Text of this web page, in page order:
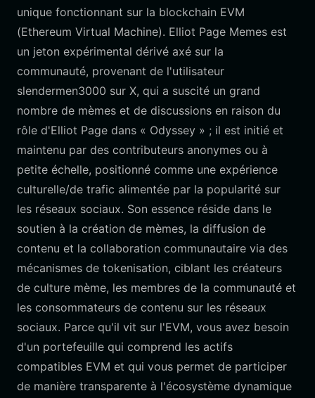
unique fonctionnant sur la blockchain EVM
(Ethereum Virtual Machine). Elliot Page Memes est
un jeton expérimental dérivé axé sur la
communauté, provenant de l'utilisateur
slendermen3000 sur X, qui a suscité un grand
nombre de mèmes et de discussions en raison du
rôle d'Elliot Page dans « Odyssey » ; il est initié et
maintenu par des contributeurs anonymes ou à
petite échelle, positionné comme une expérience
culturelle/de trafic alimentée par la popularité sur
les réseaux sociaux. Son essence réside dans le
soutien à la création de mèmes, la diffusion de
contenu et la collaboration communautaire via des
mécanismes de tokenisation, ciblant les créateurs
de culture mème, les membres de la communauté et
les consommateurs de contenu sur les réseaux
sociaux. Parce qu'il vit sur l'EVM, vous avez besoin
d'un portefeuille qui comprend les actifs
compatibles EVM et qui vous permet de participer
de manière transparente à l'écosystème dynamique